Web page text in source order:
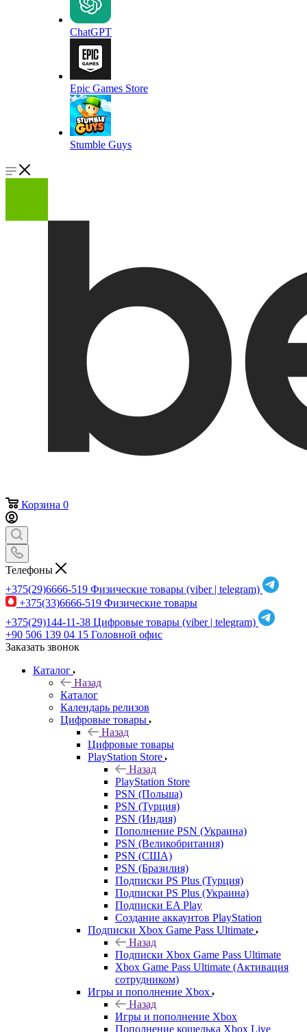
ChatGPT
Epic Games Store
Stumble Guys
Корзина 0
Телефоны
+375(29)6666-519 Физические товары (viber | telegram)
+375(33)6666-519 Физические товары
+375(29)144-11-38 Цифровые товары (viber | telegram)
+90 506 139 04 15 Головной офис
Заказать звонок
Каталог
Назад
Каталог
Календарь релизов
Цифровые товары
Назад
Цифровые товары
PlayStation Store
Назад
PlayStation Store
PSN (Польша)
PSN (Турция)
PSN (Индия)
Пополнение PSN (Украина)
PSN (Великобритания)
PSN (США)
PSN (Бразилия)
Подписки PS Plus (Турция)
Подписки PS Plus (Украина)
Подписки EA Play
Создание аккаунтов PlayStation
Подписки Xbox Game Pass Ultimate
Назад
Подписки Xbox Game Pass Ultimate
Xbox Game Pass Ultimate (Активация
сотрудником)
Игры и пополнение Xbox
Назад
Игры и пополнение Xbox
Пополнение кошелька Xbox Live